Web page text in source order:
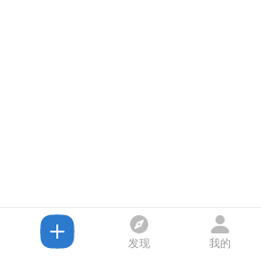
发现 我的